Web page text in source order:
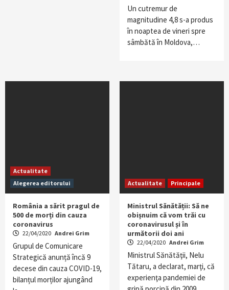
Un cutremur de
magnitudine 4,8 s-a produs
în noaptea de vineri spre
sâmbătă în Moldova,…
Actualitate
Alegerea editorului
România a sărit pragul de
500 de morți din cauza
coronavirus
22/04/2020 Andrei Grim
Grupul de Comunicare
Strategică anunță încă 9
decese din cauza COVID-19,
bilanțul morților ajungând
Actualitate Principale
Ministrul Sănătății: Să ne
obișnuim că vom trăi cu
coronavirusul și în
următorii doi ani
22/04/2020 Andrei Grim
Ministrul Sănătăţii, Nelu
Tătaru, a declarat, marţi, că
experienţa pandemiei de